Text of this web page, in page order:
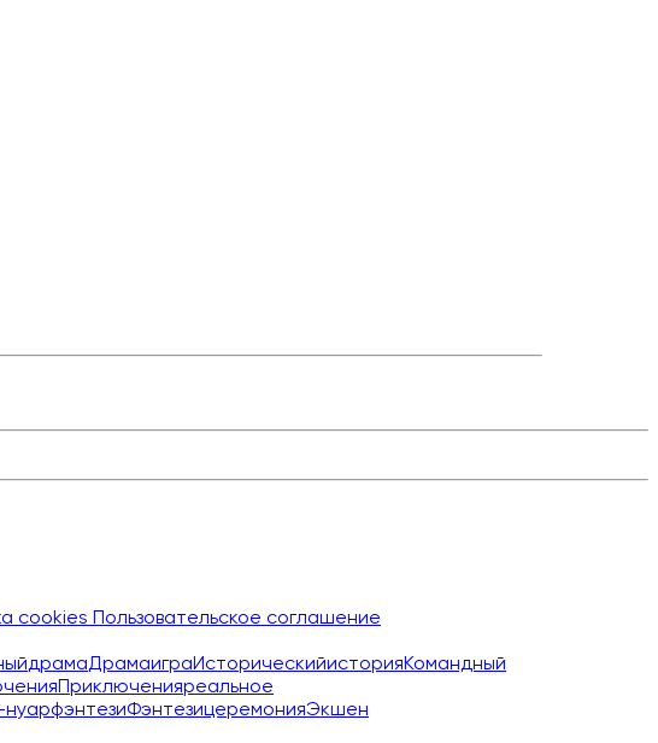
cookies Пользовательское соглашение
драмаДрамаиграИсторическийисторияКомандный
Приключенияреальное
нуарфэнтезиФэнтезицеремонияЭкшен